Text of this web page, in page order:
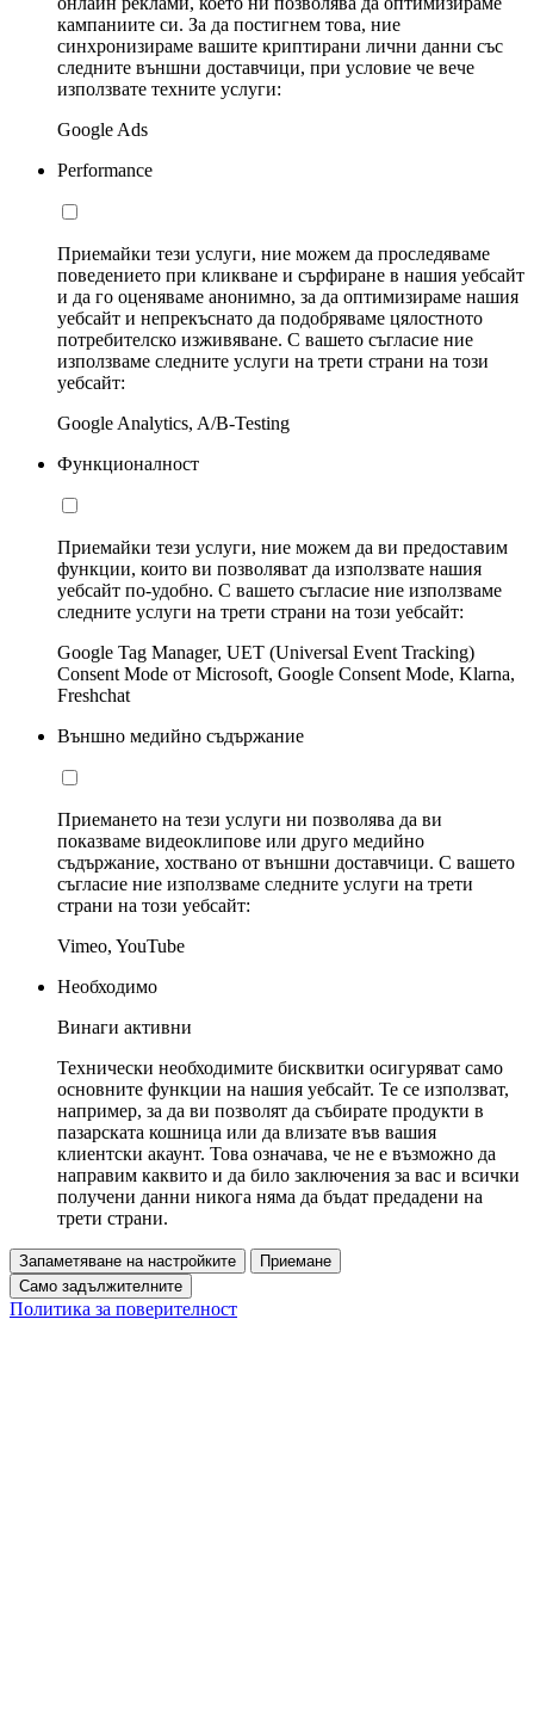
кампаниите си. За да постигнем това, ние
синхронизираме вашите криптирани лични данни със
следните външни доставчици, при условие че вече
използвате техните услуги:
Google Ads
Performance
Приемайки тези услуги, ние можем да проследяваме
поведението при кликване и сърфиране в нашия уебсайт
и да го оценяваме анонимно, за да оптимизираме нашия
уебсайт и непрекъснато да подобряваме цялостното
потребителско изживяване. С вашето съгласие ние
използваме следните услуги на трети страни на този
уебсайт:
Google Analytics, A/B-Testing
Функционалност
Приемайки тези услуги, ние можем да ви предоставим
функции, които ви позволяват да използвате нашия
уебсайт по-удобно. С вашето съгласие ние използваме
следните услуги на трети страни на този уебсайт:
Google Tag Manager, UET (Universal Event Tracking)
Consent Mode от Microsoft, Google Consent Mode, Klarna,
Freshchat
Външно медийно съдържание
Приемането на тези услуги ни позволява да ви
показваме видеоклипове или друго медийно
съдържание, хоствано от външни доставчици. С вашето
съгласие ние използваме следните услуги на трети
страни на този уебсайт:
Vimeo, YouTube
Необходимо
Винаги активни
Технически необходимите бисквитки осигуряват само
основните функции на нашия уебсайт. Те се използват,
например, за да ви позволят да събирате продукти в
пазарската кошница или да влизате във вашия
клиентски акаунт. Това означава, че не е възможно да
направим каквито и да било заключения за вас и всички
получени данни никога няма да бъдат предадени на
трети страни.
Запаметяване на настройките
Приемане
Само задължителните
Политика за поверителност